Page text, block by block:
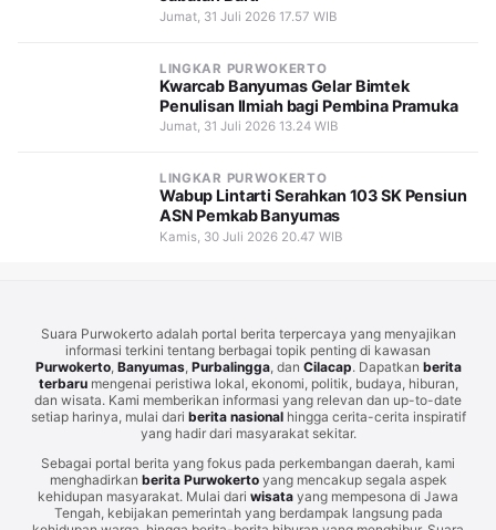
Jumat, 31 Juli 2026 17.57 WIB
LINGKAR PURWOKERTO
Kwarcab Banyumas Gelar Bimtek
Penulisan Ilmiah bagi Pembina Pramuka
Jumat, 31 Juli 2026 13.24 WIB
LINGKAR PURWOKERTO
Wabup Lintarti Serahkan 103 SK Pensiun
ASN Pemkab Banyumas
Kamis, 30 Juli 2026 20.47 WIB
Suara Purwokerto adalah portal berita terpercaya yang menyajikan
informasi terkini tentang berbagai topik penting di kawasan
Purwokerto, Banyumas, Purbalingga, dan Cilacap. Dapatkan berita
terbarumengenai peristiwa lokal, ekonomi, politik, budaya, hiburan,
dan wisata. Kami memberikan informasi yang relevan dan up-to-date
setiap harinya, mulai dari berita nasionalhingga cerita-cerita inspiratif
yang hadir dari masyarakat sekitar.
Sebagai portal berita yang fokus pada perkembangan daerah, kami
menghadirkan berita Purwokertoyang mencakup segala aspek
kehidupan masyarakat. Mulai dari wisata yang mempesona di Jawa
Tengah, kebijakan pemerintah yang berdampak langsung pada